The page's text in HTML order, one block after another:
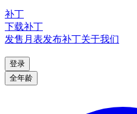
补丁
下载补丁
发售月表发布补丁关于我们
登录
全年龄